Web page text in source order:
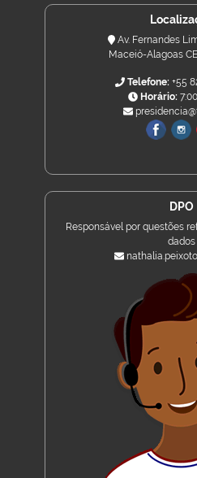
Av. Fernandes
Maceió-Alagoas
Telefone:+55
Horário:
DPO
Responsável por questões
dados